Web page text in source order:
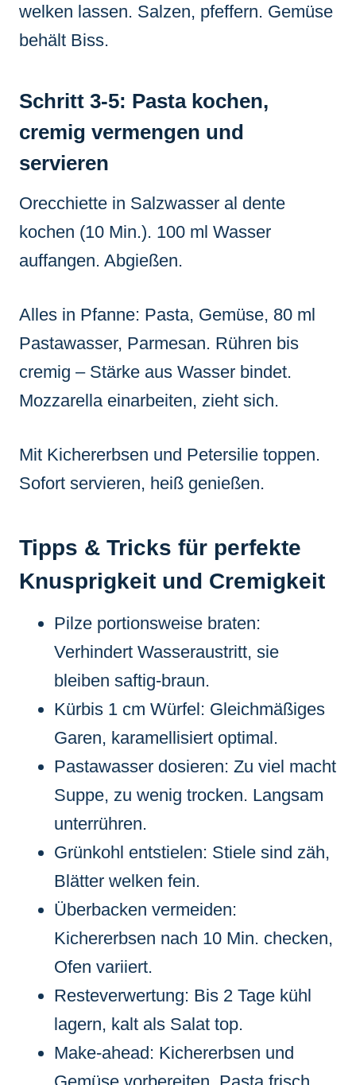
welken lassen. Salzen, pfeffern. Gemüse
behält Biss.
Schritt 3-5: Pasta kochen,
cremig vermengen und
servieren
Orecchiette in Salzwasser al dente
kochen (10 Min.). 100 ml Wasser
auffangen. Abgießen.
Alles in Pfanne: Pasta, Gemüse, 80 ml
Pastawasser, Parmesan. Rühren bis
cremig – Stärke aus Wasser bindet.
Mozzarella einarbeiten, zieht sich.
Mit Kichererbsen und Petersilie toppen.
Sofort servieren, heiß genießen.
Tipps & Tricks für perfekte
Knusprigkeit und Cremigkeit
Pilze portionsweise braten:
Verhindert Wasseraustritt, sie
bleiben saftig-braun.
Kürbis 1 cm Würfel: Gleichmäßiges
Garen, karamellisiert optimal.
Pastawasser dosieren: Zu viel macht
Suppe, zu wenig trocken. Langsam
unterrühren.
Grünkohl entstielen: Stiele sind zäh,
Blätter welken fein.
Überbacken vermeiden:
Kichererbsen nach 10 Min. checken,
Ofen variiert.
Resteverwertung: Bis 2 Tage kühl
lagern, kalt als Salat top.
Make-ahead: Kichererbsen und